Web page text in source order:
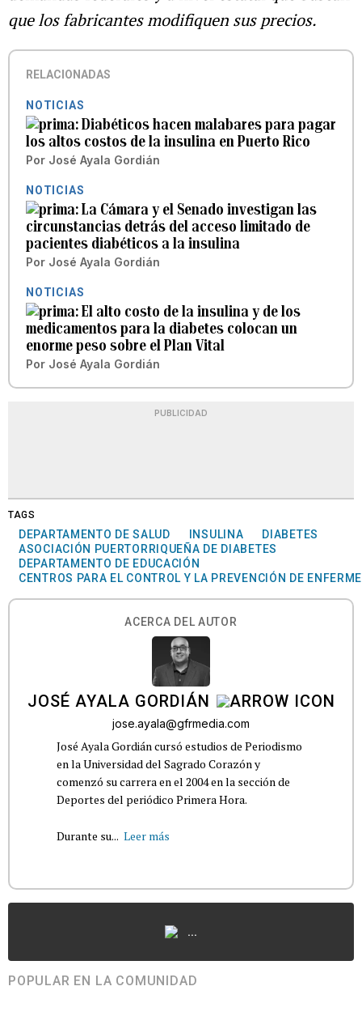
que los fabricantes modifiquen sus precios.
RELACIONADAS
NOTICIAS
Diabéticos hacen malabares para pagar
los altos costos de la insulina en Puerto Rico
Por José Ayala Gordián
NOTICIAS
La Cámara y el Senado investigan las
circunstancias detrás del acceso limitado de
pacientes diabéticos a la insulina
Por José Ayala Gordián
NOTICIAS
El alto costo de la insulina y de los
medicamentos para la diabetes colocan un
enorme peso sobre el Plan Vital
Por José Ayala Gordián
PUBLICIDAD
TAGS
DEPARTAMENTO DE SALUD INSULINA
DIABETES
ASOCIACIÓN PUERTORRIQUEÑA DE DIABETES
DEPARTAMENTO DE EDUCACIÓN
CENTROS PARA EL CONTROL Y LA PREVENCIÓN DE
ACERCA DEL AUTOR
JOSÉ AYALA GORDIÁN
jose.ayala@gfrmedia.com
José Ayala Gordián cursó estudios de Periodismo
en la Universidad del Sagrado Corazón y
comenzó su carrera en el 2004 en la sección de
Deportes del periódico Primera Hora.
Durante su... Leer más
...
POPULAR EN LA COMUNIDAD